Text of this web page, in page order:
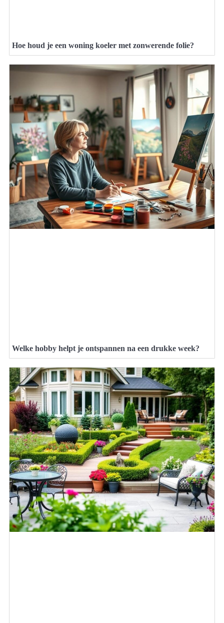
Hoe houd je een woning koeler met zonwerende folie?
Welke hobby helpt je ontspannen na een drukke week?